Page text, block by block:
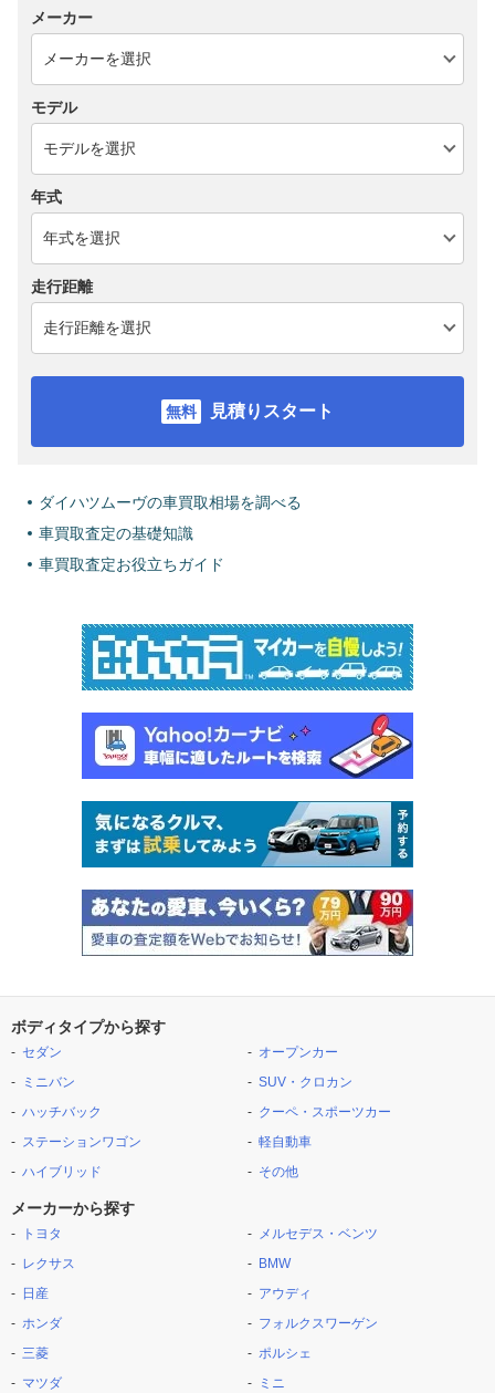
メーカー
モデル
年式
走行距離
見積りスタート
ダイハツムーヴの車買取相場を調べる
車買取査定の基礎知識
車買取査定お役立ちガイド
ボディタイプから探す
セダン
ミニバン
ハッチバック
ステーションワゴン
ハイブリッド
オープンカー
SUV・クロカン
クーペ・スポーツカー
軽自動車
その他
メーカーから探す
トヨタ
レクサス
日産
ホンダ
三菱
マツダ
メルセデス・ベンツ
BMW
アウディ
フォルクスワーゲン
ポルシェ
ミニ